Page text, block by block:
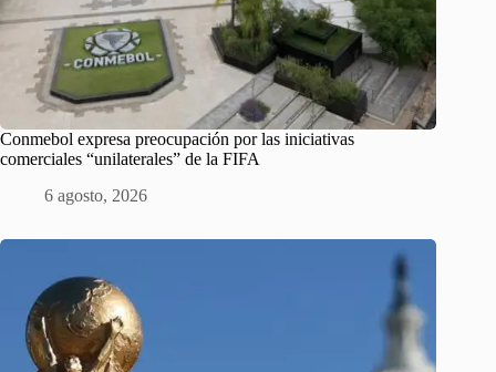
Conmebol expresa preocupación por las iniciativas
comerciales “unilaterales” de la FIFA
6 agosto, 2026